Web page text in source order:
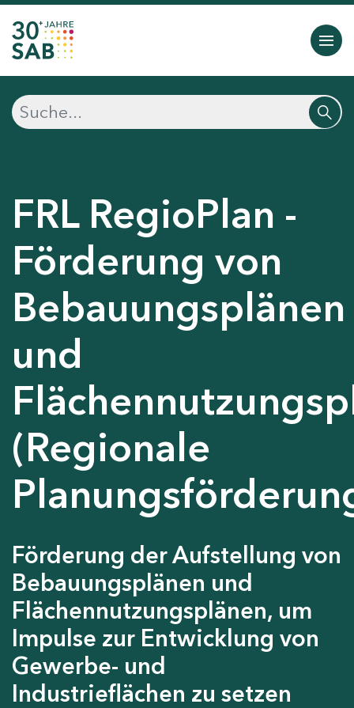
FRL RegioPlan -
Förderung von
Bebauungsplänen
und
(Regionale
Förderung der Aufstellung von
Bebauungsplänen und
Flächennutzungsplänen, um
Impulse zur Entwicklung von
Gewerbe- und
Industrieflächen zu setzen